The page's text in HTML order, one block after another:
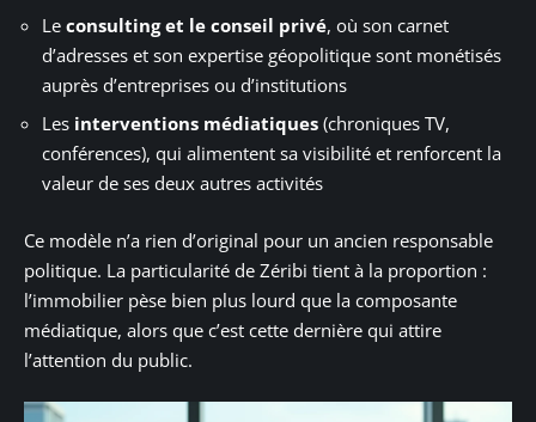
Le consulting et le conseil privé, où son carnet
d’adresses et son expertise géopolitique sont monétisés
auprès d’entreprises ou d’institutions
Les interventions médiatiques (chroniques TV,
conférences), qui alimentent sa visibilité et renforcent la
valeur de ses deux autres activités
Ce modèle n’a rien d’original pour un ancien responsable
politique. La particularité de Zéribi tient à la proportion :
l’immobilier pèse bien plus lourd que la composante
médiatique, alors que c’est cette dernière qui attire
l’attention du public.